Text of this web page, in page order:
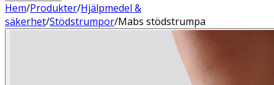
Hem/Produkter/Hjälpmedel &
säkerhet/Stödstrumpor/Mabs stödstrumpa